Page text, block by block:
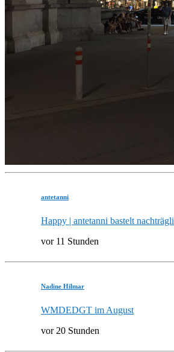
antetanni
Happy | antetanni bastelt
vor 11 Stunden
Nadine Hilmar
WMDEDGT im August
vor 20 Stunden